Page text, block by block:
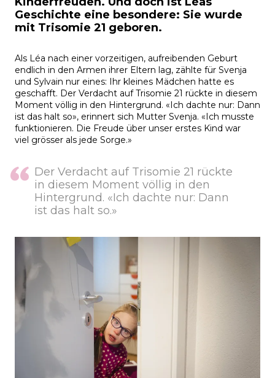
Geschichte eine besondere: Sie wurde
mit Trisomie 21 geboren.
Als Léa nach einer vorzeitigen, aufreibenden Geburt
endlich in den Armen ihrer Eltern lag, zählte für Svenja
und Sylvain nur eines: Ihr kleines Mädchen hatte es
geschafft. Der Verdacht auf Trisomie 21 rückte in diesem
Moment völlig in den Hintergrund. «Ich dachte nur: Dann
ist das halt so», erinnert sich Mutter Svenja. «Ich musste
funktionieren. Die Freude über unser erstes Kind war
viel grösser als jede Sorge.»
Der Verdacht auf Trisomie 21 rückte
in diesem Moment völlig in den
Hintergrund. «Ich dachte nur: Dann
ist das halt so.»